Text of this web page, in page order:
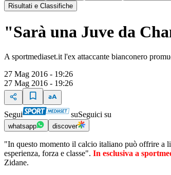
Risultati e Classifiche
"Sarà una Juve da
A sportmediaset.it l'ex attaccante bianconero
27 Mag 2016 - 19:26
27 Mag 2016 - 19:26
Segui suSeguici su
whatsapp discover
"In questo momento il calcio italiano può offrire a
esperienza, forza e classe". In esclusiva a
Zidane.